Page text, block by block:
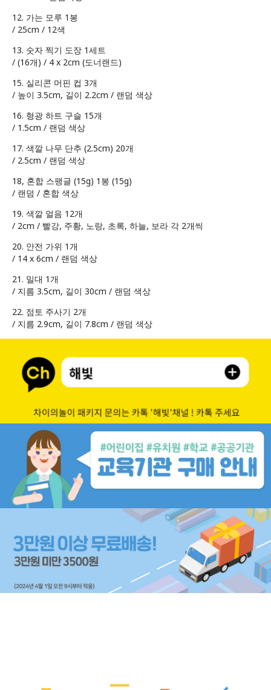
12. 가는 모루 1봉
/ 25cm / 12색
13. 숫자 찍기 도장 1세트
/ (16개) / 4 x 2cm (도너랜드)
15. 실리콘 머핀 컵 3개
/ 높이 3.5cm, 길이 2.2cm / 랜덤 색상
16. 형광 하트 구슬 15개
/ 1.5cm / 랜덤 색상
17. 색깔 나무 단추 (2.5cm) 20개
/ 2.5cm / 랜덤 색상
18, 혼합 스팽글 (15g) 1봉 (15g)
/ 랜덤 / 혼합 색상
19. 색깔 얼음 12개
/ 2cm / 빨강, 주황, 노랑, 초록, 하늘, 보라 각 2개씩
20. 안전 가위 1개
/ 14 x 6cm / 랜덤 색상
21. 밀대 1개
/ 지름 3.5cm, 길이 30cm / 랜덤 색상
22. 점토 주사기 2개
/ 지름 2.9cm, 길이 7.8cm / 랜덤 색상